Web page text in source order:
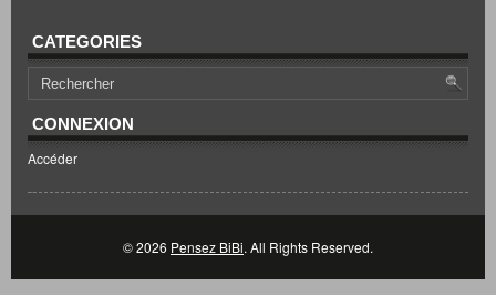
CATEGORIES
CONNEXION
Accéder
© 2026 Pensez BiBi. All Rights Reserved.